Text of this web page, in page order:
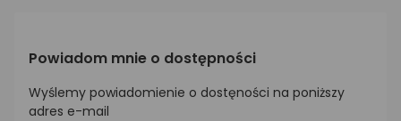
Powiadom mnie o dostępności
Wyślemy powiadomienie o dostęności na poniższy
adres e-mail